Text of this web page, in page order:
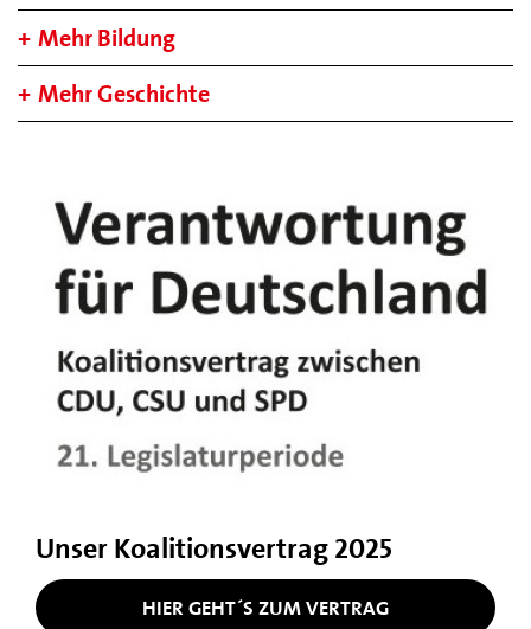
Mehr Bildung
Mehr Geschichte
Unser Koalitionsvertrag 2025
HIER GEHT´S ZUM VERTRAG